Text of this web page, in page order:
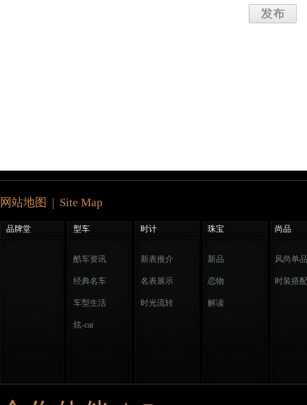
网站地图 | Site Map
品牌堂 型车 时计 珠宝 尚品
酷车资讯
经典名车
车型生活
炫-car
新表推介
名表展示
时光流转
新品
恋物
解读
风尚单品
时装搭配